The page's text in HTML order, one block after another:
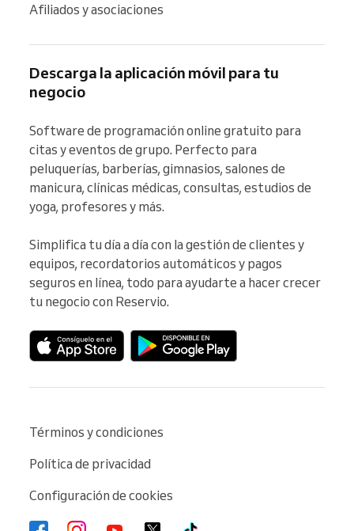
Afiliados y asociaciones
Descarga la aplicación móvil para tu
negocio
Software de programación online gratuito para
citas y eventos de grupo. Perfecto para
peluquerías, barberías, gimnasios, salones de
manicura, clínicas médicas, consultas, estudios de
yoga, profesores y más.
Simplifica tu día a día con la gestión de clientes y
equipos, recordatorios automáticos y pagos
seguros en línea, todo para ayudarte a hacer crecer
tu negocio con Reservio.
Términos y condiciones
Política de privacidad
Configuración de cookies